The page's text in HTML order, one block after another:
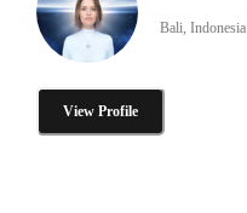
Bali, Indonesia
View Profile